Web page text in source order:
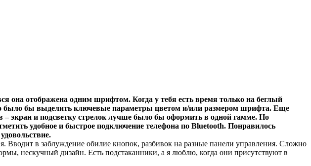
отображена одним шрифтом. Когда у тебя есть время только на беглый
было бы выделить ключевые параметры цветом и/или размером шрифта. Еще
– экран и подсветку стрелок лучше было бы оформить в одной гамме. Но
удобное и быстрое подключение телефона по Bluetooth. Понравилось
в заблуждение обилие кнопок, разбивок на разные панели управления. Сложно
нескучный дизайн. Есть подстаканники, а я люблю, когда они присутствуют в